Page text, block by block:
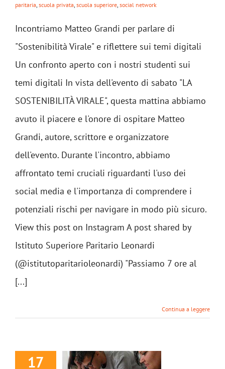
paritaria scuola privata scuola superiore social network
Incontriamo Matteo Grandi per parlare di
"Sostenibilità Virale" e riflettere sui temi digitali
Un confronto aperto con i nostri studenti sui
temi digitali In vista dell'evento di sabato "LA
SOSTENIBILITÀ VIRALE", questa mattina abbiamo
avuto il piacere e l'onore di ospitare Matteo
Grandi, autore, scrittore e organizzatore
dell'evento. Durante l'incontro, abbiamo
affrontato temi cruciali riguardanti l'uso dei
social media e l'importanza di comprendere i
potenziali rischi per navigare in modo più sicuro.
View this post on Instagram A post shared by
Istituto Superiore Paritario Leonardi
(@istitutoparitarioleonardi) "Passiamo 7 ore al
[...]
Continua a leggere
17